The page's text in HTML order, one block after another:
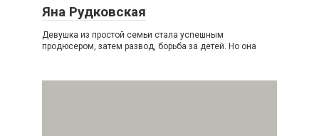
Яна Рудковская
Девушка из простой семьи стала успешным
продюсером, затем развод, борьба за детей. Но она